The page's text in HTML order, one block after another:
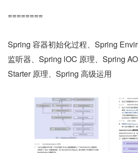
========
Spring 容器初始化过程、Spring
监听器、Spring lOC 原理、Spring
Starter 原理、Spring 高级运用